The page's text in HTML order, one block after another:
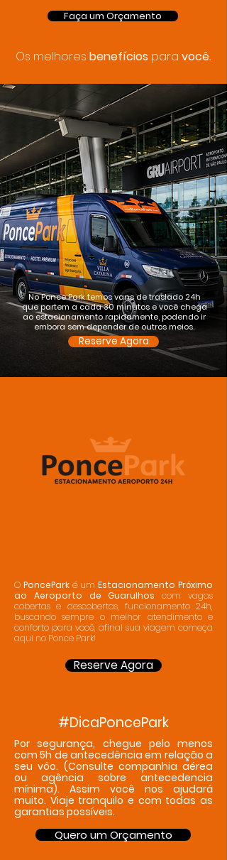
Faça um Orçamento
Os melhores benefícios para você.
No Ponce Park temos vans de traslado 24h
que partem a cada 30 minutos e você chega
ao estacionamento rapidamente, podendo ir
embora sem depender de outros meios.
Reserve Agora
O PonceParké um Estacionamento Próximo
ao Aeroporto de Guarulhos com vagas
cobertas e descobertas, funcionamento 24h,
buscando sempre o melhor atendimento e
conforto para você, afinal sua viagem começa
aqui no Ponce Park!
Reserve Agora
#DicaPoncePark
Por segurança, chegue pelo menos
com 5h de antecedência em relação a
seu vôo. (Consulte companhia aérea
ou agência sobre antecedencia
mínima). Assim você nos ajudará
muito. Viaje tranquilo e com todas as
garantias possíveis.
Quero um Orçamento